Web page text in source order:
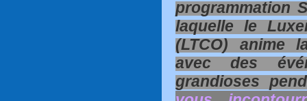
programmation
laquelle le
(LTCO) anime
avec des
grandioses